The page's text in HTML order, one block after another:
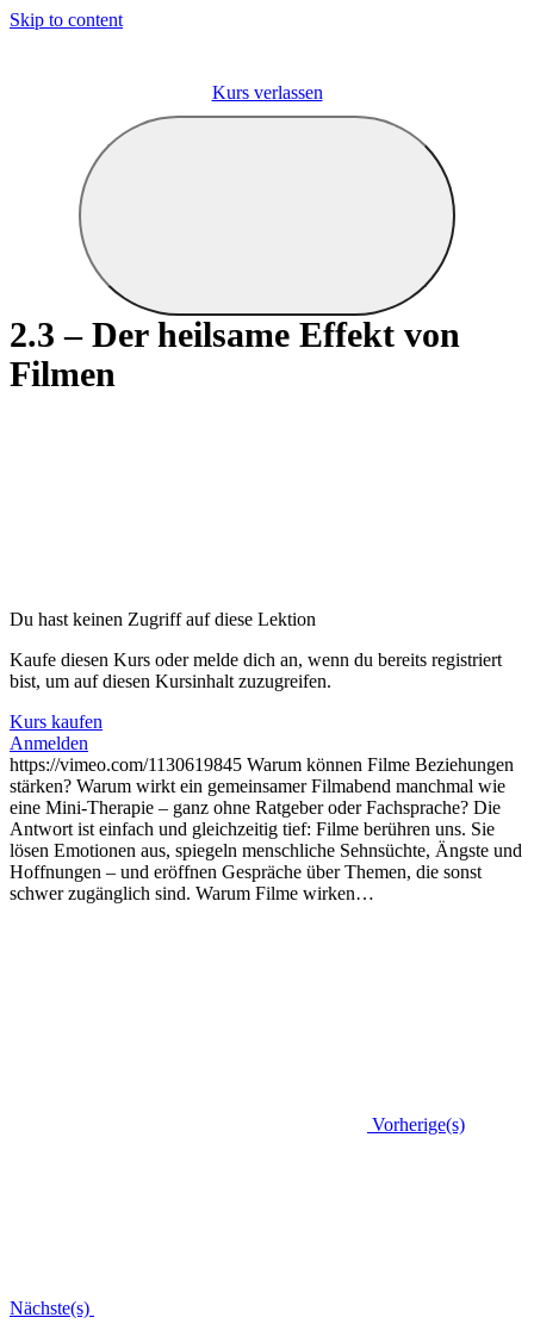
Skip to content
Kurs verlassen
2.3 – Der heilsame Effekt von
Filmen
Du hast keinen Zugriff auf diese Lektion
Kaufe diesen Kurs oder melde dich an, wenn du bereits registriert
bist, um auf diesen Kursinhalt zuzugreifen.
Kurs kaufen
Anmelden
https://vimeo.com/1130619845 Warum können Filme Beziehungen
stärken? Warum wirkt ein gemeinsamer Filmabend manchmal wie
eine Mini-Therapie – ganz ohne Ratgeber oder Fachsprache? Die
Antwort ist einfach und gleichzeitig tief: Filme berühren uns. Sie
lösen Emotionen aus, spiegeln menschliche Sehnsüchte, Ängste und
Hoffnungen – und eröffnen Gespräche über Themen, die sonst
schwer zugänglich sind. Warum Filme wirken…
Vorherige(s)
Nächste(s)